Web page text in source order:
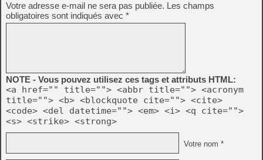
Votre adresse e-mail ne sera pas publiée. Les champs
obligatoires sont indiqués avec *
NOTE - Vous pouvez utilisez ces tags et attributs HTML:
<a href="" title=""> <abbr title=""> <acronym
title=""> <b> <blockquote cite=""> <cite>
<code> <del datetime=""> <em> <i> <q cite="">
<s> <strike> <strong>
Votre nom *